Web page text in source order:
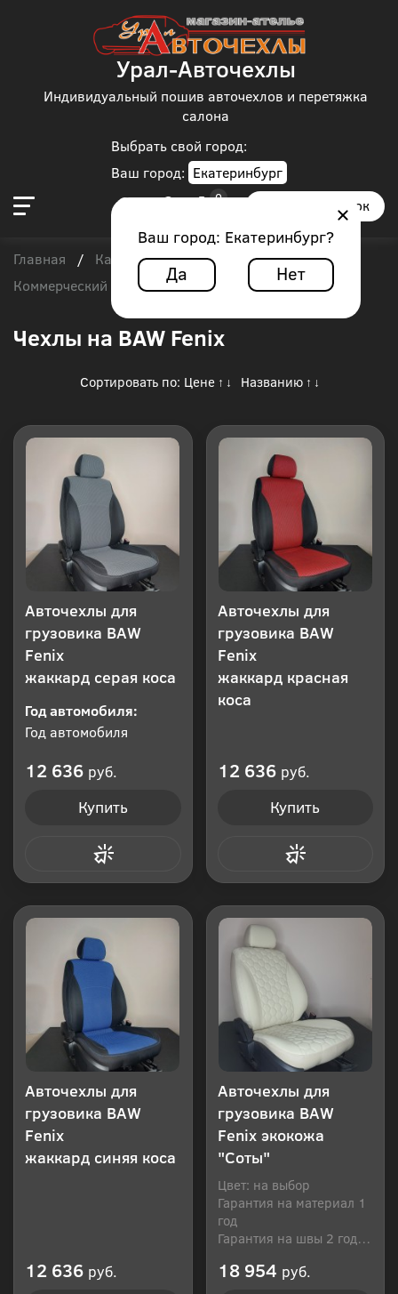
Выбрать свой город:
Ваш город: Екатеринбург
Ваш город: Екатеринбург?
Да Нет
Урал-Авточехлы
Индивидуальный пошив авточехлов и перетяжка
салона
Заказать звонок
Главная / Каталог чехлов /
Коммерческий транспорт / BAW Fenix
Чехлы на BAW Fenix
Сортировать по: Цене ↑ ↓ Названию ↑ ↓
Авточехлы для
грузовика BAW
Fenix
жаккард серая коса
Год автомобиля:
Год автомобиля
12 636 руб.
Купить
Авточехлы для
грузовика BAW
Fenix
жаккард красная
коса
12 636 руб.
Купить
Авточехлы для
грузовика BAW
Fenix
жаккард синяя коса
12 636 руб.
Авточехлы для
грузовика BAW
Fenix экокожа
"Соты"
Цвет: на выбор
Гарантия на материал 1
год
Гарантия на швы 2 года
18 954 руб.